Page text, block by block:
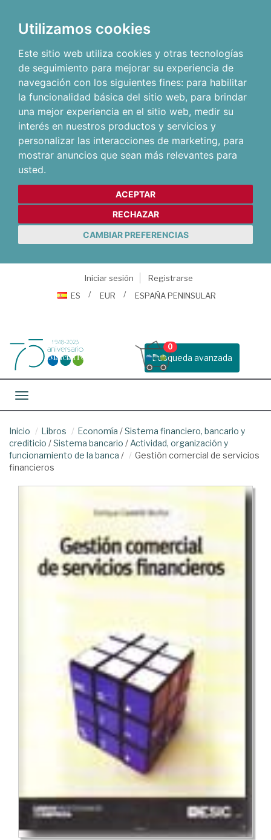
Utilizamos cookies
Este sitio web utiliza cookies y otras tecnologías
de seguimiento para mejorar su experiencia de
navegación con los siguientes fines: para habilitar
la funcionalidad básica del sitio web, para brindar
una mejor experiencia en el sitio web, medir su
interés en nuestros productos y servicios y
personalizar las interacciones de marketing, para
mostrar anuncios que sean más relevantes para
usted.
ACEPTAR
RECHAZAR
CAMBIAR PREFERENCIAS
Iniciar sesión
Registrarse
ES
EUR ESPAÑA PENINSULAR
Busqueda avanzada
0
Toggle navigation
Inicio Libros Economía /Sistema financiero, bancario y
crediticio /Sistema bancario / Actividad, organización y
funcionamiento de la banca /
Gestión comercial de servicios
financieros